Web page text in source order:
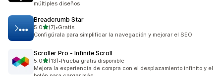
múltiples diseños
Breadcrumb Star
5.0de 5 estrellas
(7)
7 reseñas en total
•Gratis
Configúrala para simplificar la navegación y mejorar el SEO
Scroller Pro ‑ Infinite Scroll
5.0de 5 estrellas
(13)
13 reseñas en total
•Prueba gratis disponible
Mejora la experiencia de compra con el desplazamiento infinito y el